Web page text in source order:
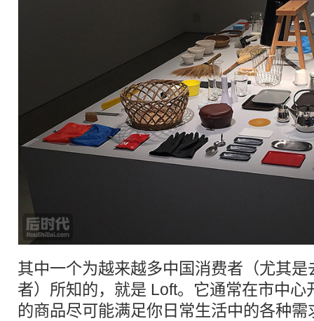
其中一个为越来越多中国消费者（尤其
者）所知的，就是 Loft。它通常在市中心
的商品尽可能满足你日常生活中的各种